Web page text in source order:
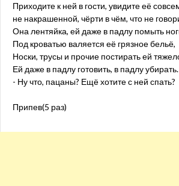
Приходите к ней в гости, увидите её
не накрашенной, чёрти в чём, что не
Она лентяйка, ей даже в падлу помыть
Под кроватью валяется её грязное бельё,
Носки, трусы и прочие постирать ей
Ей даже в падлу готовить, в падлу убирать.
- Ну что, пацаны? Ещё хотите с ней спать?
Припев(5 раз)